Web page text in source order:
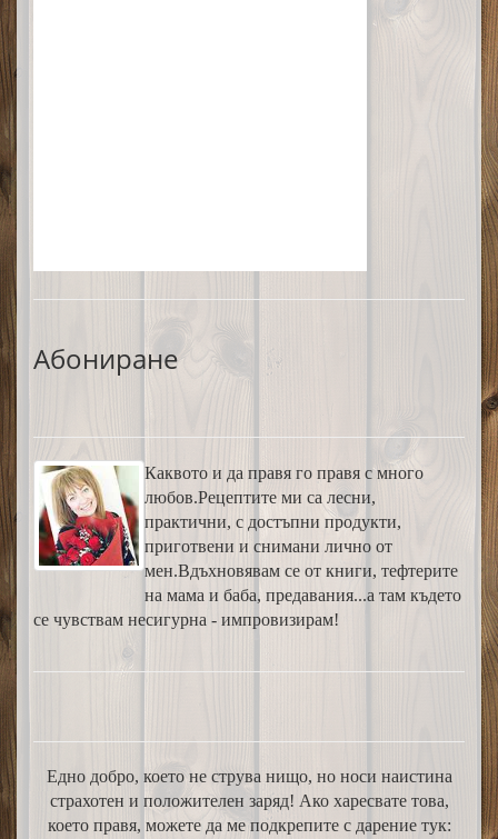
Абониране
Каквото и да правя го правя с много
любов.Рецептите ми са лесни,
практични, с достъпни продукти,
приготвени и снимани лично от
мен.Вдъхновявам се от книги, тефтерите
на мама и баба, предавания...а там където
се чувствам несигурна - импровизирам!
Едно добро, което не струва нищо, но носи наистина
страхотен и положителен заряд! Ако харесвате това,
което правя, можете да ме подкрепите с дарение тук: